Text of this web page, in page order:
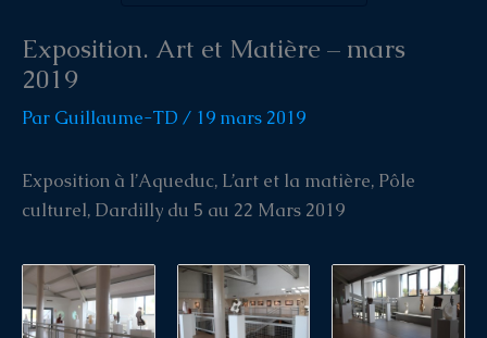
Exposition. Art et Matière – mars
2019
Par Guillaume-TD / 19 mars 2019
Exposition à l’Aqueduc, L’art et la matière, Pôle
culturel, Dardilly du 5 au 22 Mars 2019